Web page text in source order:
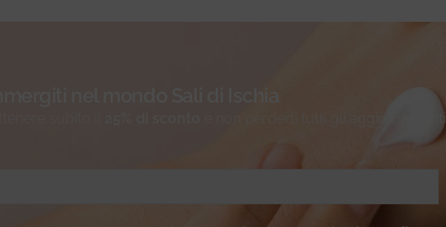
nel mondo Sali di Ischia
e non perderti tutti gli aggiornamenti